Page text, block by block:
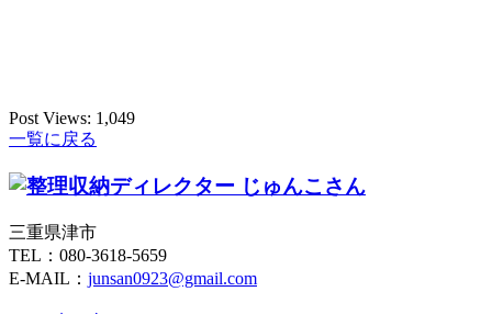
Post Views: 1,049
一覧に戻る
三重県津市
TEL：080-3618-5659
E-MAIL： junsan0923@gmail.com